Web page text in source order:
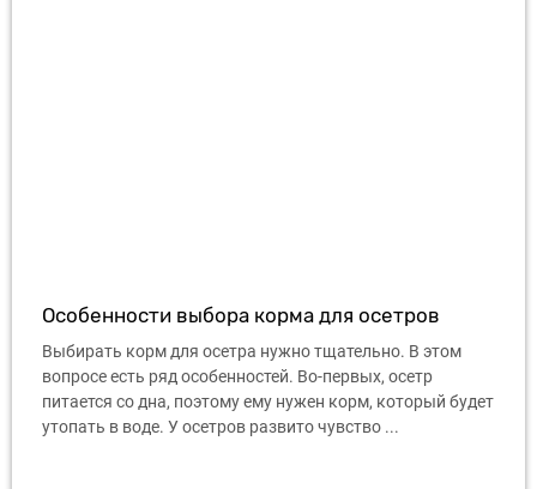
Особенности выбора корма для осетров
Выбирать корм для осетра нужно тщательно. В этом
вопросе есть ряд особенностей. Во-первых, осетр
питается со дна, поэтому ему нужен корм, который будет
утопать в воде. У осетров развито чувство ...